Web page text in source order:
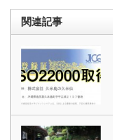
関連記事